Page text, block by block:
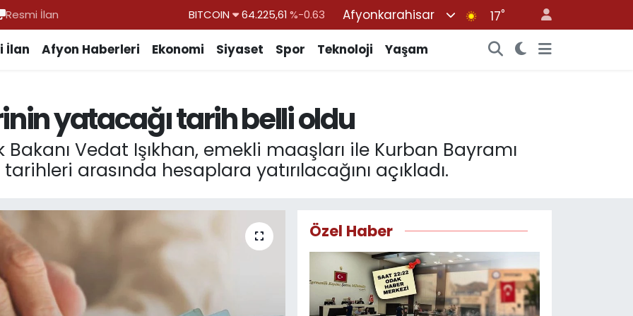
Resmi İlan DOLAR 47,7143 %0.16
BİST100
13.799%70
64.225,61 %-0.63
Afyonkarahisar 17°
İlan Afyon Haberleri Ekonomi Siyaset Spor Teknoloji Yaşam
yatacağı tarih belli oldu
Vedat Işıkhan, emekli maaşları ile Kurban Bayramı
arasında hesaplara yatırılacağını açıkladı.
Özel Haber